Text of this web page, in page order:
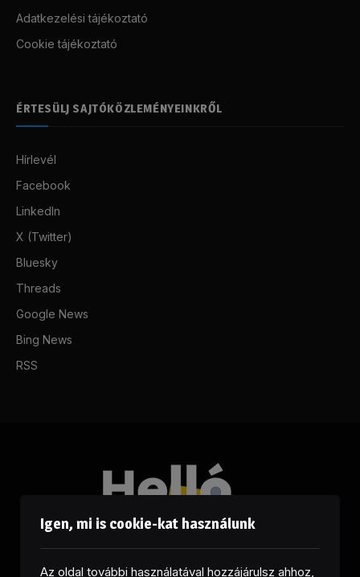
Adatkezelési tájékoztató
Cookie tájékoztató
ÉRTESÜLJ SAJTÓKÖZLEMÉNYEINKRŐL
Hírlevél
Facebook
LinkedIn
X (Twitter)
Bluesky
Threads
Google News
Bing News
RSS
Igen, mi is cookie-kat használunk
Az oldal további használatával hozzájárulsz ahhoz,